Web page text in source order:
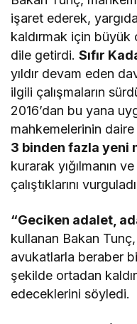
işaret ederek,
kaldırmak için büyük
dile getirdi.Sıfır
yıldır devam eden
ilgili çalışmaların
2016’dan bu yana
mahkemelerinin daire
3 binden fazla yeni
kurarak yığılmanın
çalıştıklarını
“Geciken adalet,
kullanan Bakan
avukatlarla beraber
şekilde ortadan
edeceklerini söyledi.